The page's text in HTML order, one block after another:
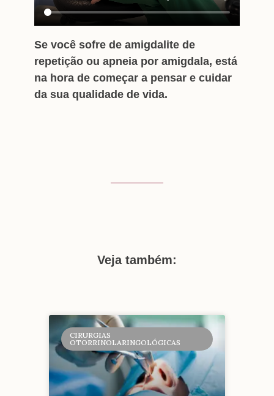
Se você sofre de amigdalite de
repetição ou apneia por amigdala, está
na hora de começar a pensar e cuidar
da sua qualidade de vida.
Veja também:
CIRURGIAS
OTORRINOLARINGOLÓGICAS